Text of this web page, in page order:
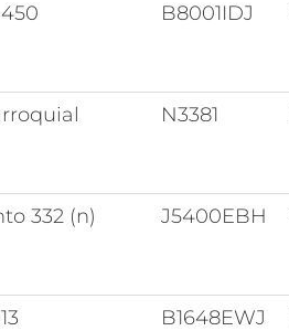
B8001IDJ
N3381
332 (n) J5400EBH
B1648EWJ